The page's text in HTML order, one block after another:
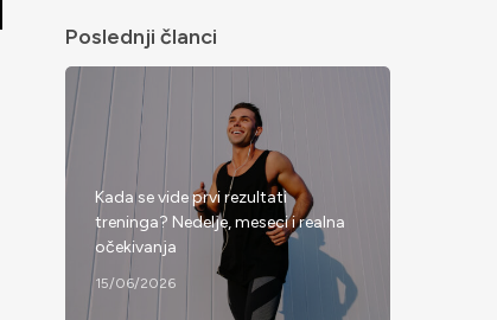
Poslednji članci
Kada se vide prvi rezultati
treninga? Nedelje, meseci i realna
očekivanja
15/06/2026